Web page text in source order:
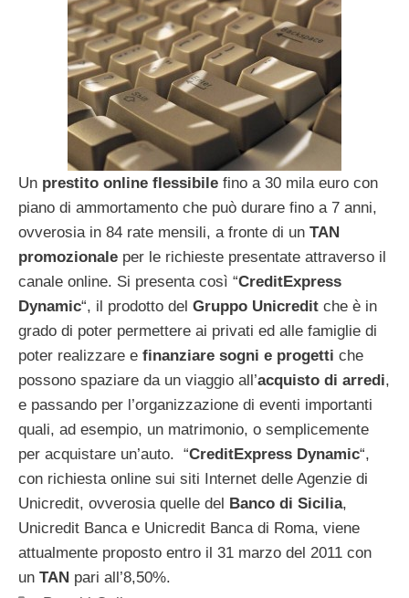
Un prestito online flessibile fino a 30 mila euro con
piano di ammortamento che può durare fino a 7 anni,
ovverosia in 84 rate mensili, a fronte di un TAN
promozionale per le richieste presentate attraverso il
canale online. Si presenta così “CreditExpress
Dynamic“, il prodotto del Gruppo Unicredit che è in
grado di poter permettere ai privati ed alle famiglie di
poter realizzare e finanziare sogni e progetti che
possono spaziare da un viaggio all’acquisto di arredi,
e passando per l’organizzazione di eventi importanti
quali, ad esempio, un matrimonio, o semplicemente
per acquistare un’auto. “CreditExpress Dynamic“,
con richiesta online sui siti Internet delle Agenzie di
Unicredit, ovverosia quelle del Banco di Sicilia,
Unicredit Banca e Unicredit Banca di Roma, viene
attualmente proposto entro il 31 marzo del 2011 con
un TAN pari all’8,50%.